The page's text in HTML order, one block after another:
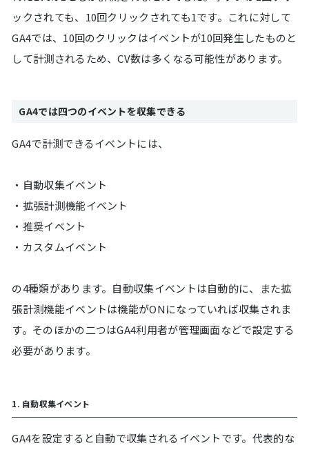
ックされても、10回クリックされても1です。これに対して
GA4では、10回のクリックはイベントが10回発生したものと
して計測されるため、CV数は多くなる可能性があります。
GA4では四つのイベントを収集できる
GA4で計測できるイベントには、
・自動収集イベント
・拡張計測機能イベント
・推奨イベント
・カスタムイベント
の4種類があります。自動収集イベントは自動的に、また拡
張計測機能イベントは機能がONになっていれば収集されま
す。そのほかの二つはGA4利用者が管理画面などで設定する
必要があります。
1. 自動収集イベント
GA4を設定すると自動で収集されるイベントです。代表的な